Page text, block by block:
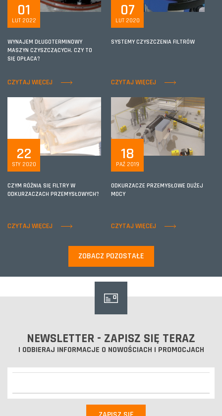
01
LUT 2022
WYNAJEM DŁUGOTERMINOWY
MASZYN CZYSZCZĄCYCH. CZY TO
SIĘ OPŁACA?
CZYTAJ WIĘCEJ
07
LUT 2020
SYSTEMY CZYSZCZENIA FILTRÓW
CZYTAJ WIĘCEJ
22
STY 2020
CZYM RÓŻNIĄ SIĘ FILTRY W
ODKURZACZACH PRZEMYSŁOWYCH?
CZYTAJ WIĘCEJ
18
PAŹ 2019
ODKURZACZE PRZEMYSŁOWE DUŻEJ
MOCY
CZYTAJ WIĘCEJ
ZOBACZ POZOSTAŁE
NEWSLETTER - ZAPISZ SIĘ TERAZ
I ODBIERAJ INFORMACJE O NOWOŚCIACH I PROMOCJACH